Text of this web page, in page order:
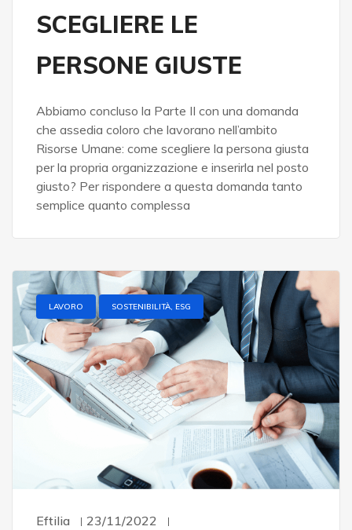
SCEGLIERE LE
PERSONE GIUSTE
Abbiamo concluso la Parte II con una domanda
che assedia coloro che lavorano nell’ambito
Risorse Umane: come scegliere la persona giusta
per la propria organizzazione e inserirla nel posto
giusto? Per rispondere a questa domanda tanto
semplice quanto complessa
LAVORO SOSTENIBILITÀ, ESG
Eftilia 23/11/2022